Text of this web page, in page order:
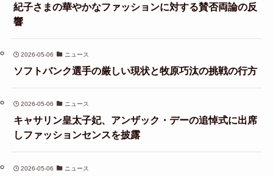
紀子さまの華やかなファッションに対する賛否両論の反
響
2026-05-06 ニュース
ソフトバンク選手の厳しい現状と牧原巧汰の挑戦の行方
2026-05-06 ニュース
キャサリン皇太子妃、アンザック・デーの追悼式に出席
しファッションセンスを披露
2026-05-06 ニュース